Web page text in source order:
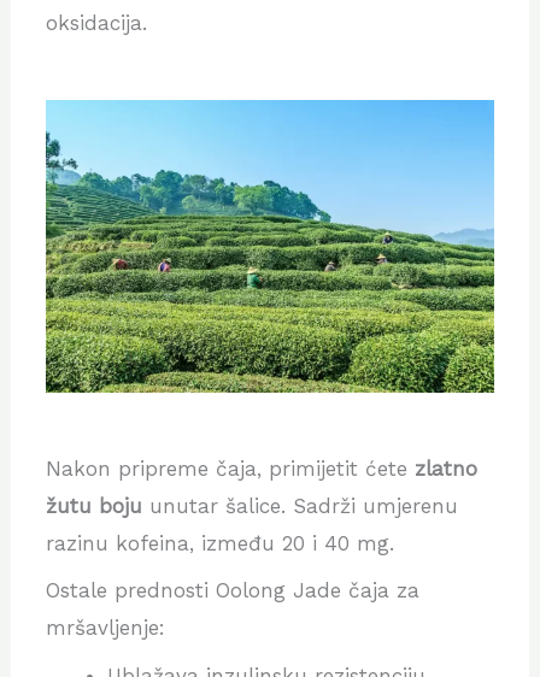
oksidacija.
Nakon pripreme čaja, primijetit ćete zlatno
žutu boju unutar šalice. Sadrži umjerenu
razinu kofeina, između 20 i 40 mg.
Ostale prednosti Oolong Jade čaja za
mršavljenje: